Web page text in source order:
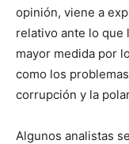
opinión, viene a
relativo ante lo
mayor medida por
como los
corrupción y la
Algunos analistas